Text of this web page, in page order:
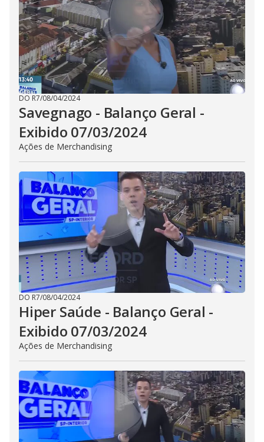
DO R7/08/04/2024
Savegnago - Balanço Geral -
Exibido 07/03/2024
Ações de Merchandising
DO R7/08/04/2024
Hiper Saúde - Balanço Geral -
Exibido 07/03/2024
Ações de Merchandising